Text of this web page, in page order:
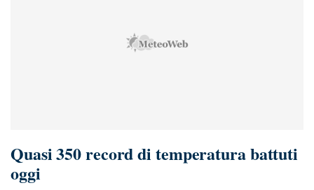
Quasi 350 record di temperatura battuti
oggi